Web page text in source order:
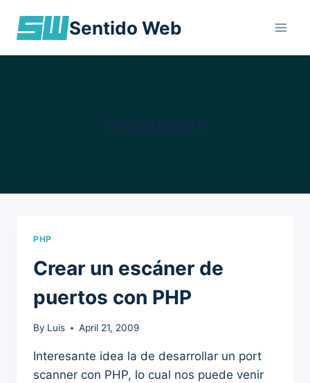
Sentido Web
PHP
Crear un escáner de
puertos con PHP
By Luis April 21, 2009
Interesante idea la de desarrollar un port
scanner con PHP, lo cual nos puede venir